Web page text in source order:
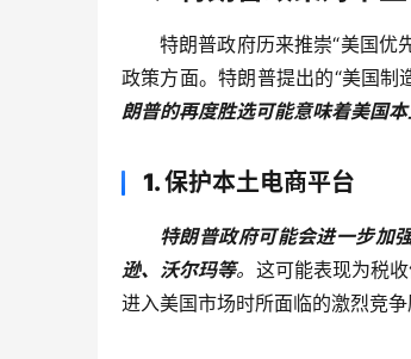
特朗普政府历来推崇“美国优
政策方面。特朗普提出的“美国制
朗普的再度胜选可能意味着美国
1. 保护本土电商平台
特朗普政府可能会进一步加
逊、沃尔玛等。 这可能表现为税
进入美国市场时所面临的激烈竞争